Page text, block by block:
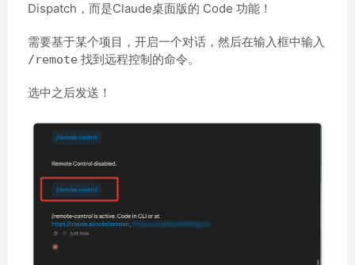
Dispatch，而是Claude桌面版的 Code 功能！
需要基于某个项目，开启一个对话，然后在输入框中输入
/remote 找到远程控制的命令。
选中之后发送！